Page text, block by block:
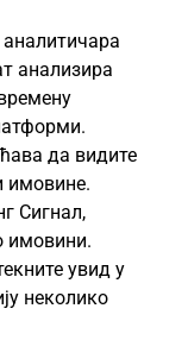
аналитичара
анализира
да видите
имовине.
Сигнал,
имовини.
увид у
неколико